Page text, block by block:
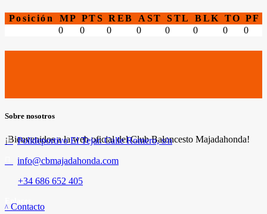
Posición MP PTS REB AST STL BLK TO PF
0
0 0 0 0 0 0 0
Sobre nosotros
¡Bienvenidos a la web oficial del Club Baloncesto Majadahonda!
Polideportivo El Tejar. Calle Romero, s/n
info@cbmajadahonda.com
+34 686 652 405
Contacto